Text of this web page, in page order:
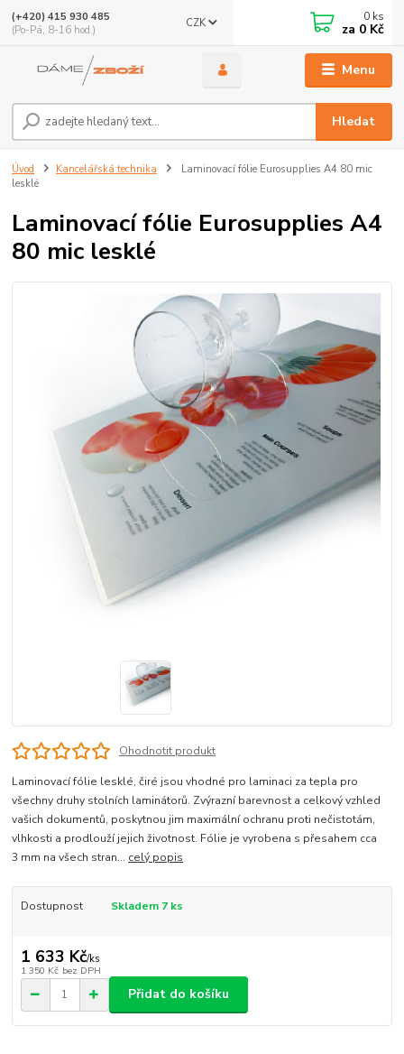
Menu
CZK
Hledat
(+420) 415 930 485
(Po-Pá, 8-16 hod.)
0 ks
za 0 Kč
Úvod Kancelářská technika
Laminovací fólie Eurosupplies A4 80 mic
lesklé
Laminovací fólie Eurosupplies A4
80 mic lesklé
Ohodnotit produkt
Laminovací fólie lesklé, čiré jsou vhodné pro laminaci za tepla pro
všechny druhy stolních laminátorů. Zvýrazní barevnost a celkový vzhled
vašich dokumentů, poskytnou jim maximální ochranu proti nečistotám,
vlhkosti a prodlouží jejich životnost. Fólie je vyrobena s přesahem cca
3 mm na všech stran... celý popis
Dostupnost Skladem 7 ks
1 633 Kč/ks
1 350 Kč bez DPH
Přidat do košíku